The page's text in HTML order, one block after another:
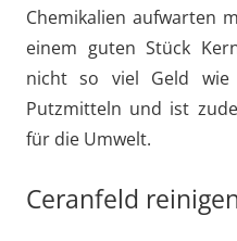
Chemikalien aufwarten
einem guten Stück
nicht so viel Geld wie
Putzmitteln und ist
für die Umwelt.
Ceranfeld